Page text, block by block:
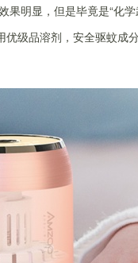
明显，但是毕竟是“化
级品溶剂，安全驱蚊成